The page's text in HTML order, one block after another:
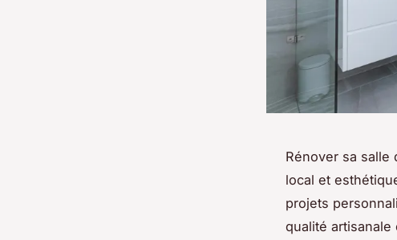
Rénover sa salle
local et
projets
qualité